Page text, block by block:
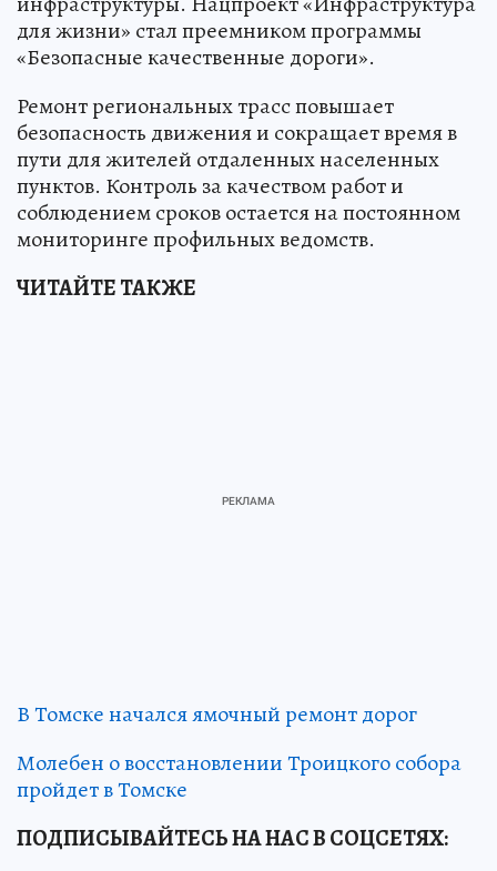
для жизни» стал преемником программы
«Безопасные качественные дороги».
Ремонт региональных трасс повышает
безопасность движения и сокращает время в
пути для жителей отдаленных населенных
пунктов. Контроль за качеством работ и
соблюдением сроков остается на постоянном
мониторинге профильных ведомств.
ЧИТАЙТЕ ТАКЖЕ
В Томске начался ямочный ремонт дорог
Молебен о восстановлении Троицкого собора
пройдет в Томске
ПОДПИСЫВАЙТЕСЬ НА НАС В СОЦСЕТЯХ: